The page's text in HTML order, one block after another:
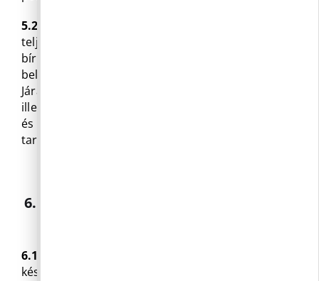
5.2
teljesítésének megtagadása esetén a válasznak a
bírósági jogorvoslatra vonatkozó tájékoztatást –
beleértve az eljáró bíróság (Budakörnyéki
Járásbíróság) megnevezését, valamint a per
illetékmentes voltát – és a Nemzeti Adatvédelmi
és Információszabadság Hatóságra hivatkozást is
tartalmaznia kell.
6. ADATSZOLGÁLTATÁSÉRT FIZETENDŐ
6.1
készítéséért főszabály szerint költségtérítést nem